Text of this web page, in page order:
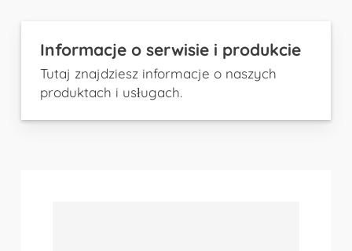
Informacje o serwisie i produkcie
Tutaj znajdziesz informacje o naszych
produktach i usługach.